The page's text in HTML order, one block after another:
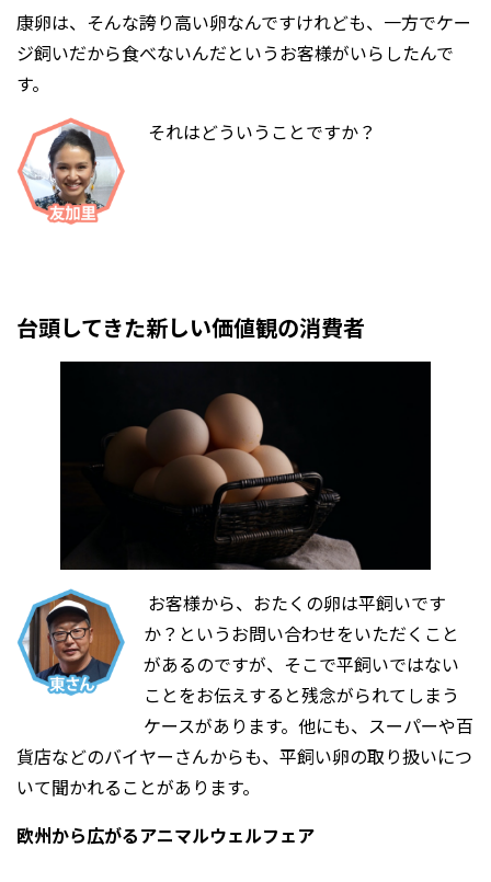
康卵は、そんな誇り高い卵なんですけれども、一方でケー
ジ飼いだから食べないんだというお客様がいらしたんで
す。
それはどういうことですか？
台頭してきた新しい価値観の消費者
お客様から、おたくの卵は平飼いです
か？というお問い合わせをいただくこと
があるのですが、そこで平飼いではない
ことをお伝えすると残念がられてしまう
ケースがあります。他にも、スーパーや百
貨店などのバイヤーさんからも、平飼い卵の取り扱いにつ
いて聞かれることがあります。
欧州から広がるアニマルウェルフェア